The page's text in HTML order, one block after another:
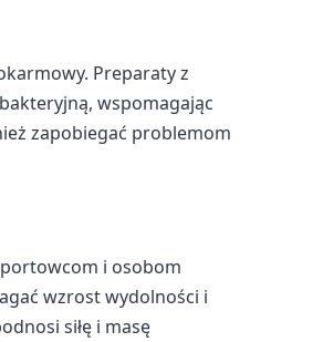
Preparaty z
wspomagając
zapobiegać problemom
i osobom
wzrost wydolności i
siłę i masę